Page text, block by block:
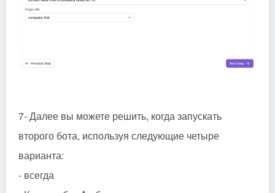
7- Далее вы можете решить, когда запускать
второго бота, используя следующие четыре
варианта:
- всегда